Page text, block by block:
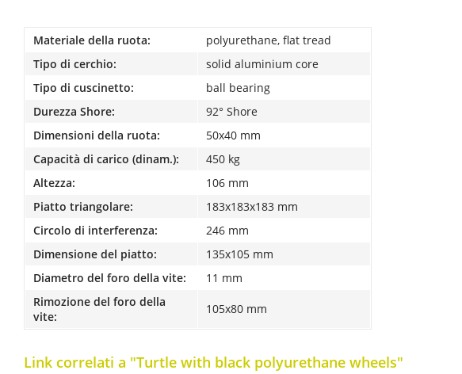
Materiale della ruota:
polyurethane, flat tread
Tipo di cerchio:
solid aluminium core
Tipo di cuscinetto:
ball bearing
Durezza Shore:
92° Shore
Dimensioni della ruota:
50x40 mm
Capacità di carico (dinam.):
450 kg
Altezza:
106 mm
Piatto triangolare:
183x183x183 mm
Circolo di interferenza:
246 mm
Dimensione del piatto:
135x105 mm
Diametro del foro della vite:
11 mm
Rimozione del foro della
vite:
105x80 mm
Link correlati a "Turtle with black polyurethane wheels"